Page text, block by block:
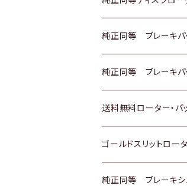
三菱
スバル
日野
三菱ふそう
ＢＭＷ
マツダ
三菱
日野
三菱ふそう
三菱
日野
三菱ふそう
その他
ダイハツ
マツダ
三菱
スバル
日産
いすゞ
ダイハツ
マツダ
三菱
いすゞ
ダイハツ
マツダ
三菱
ホンダ
スズキ
日産
ダイハツ
マツダ
トヨタ
ホンダ
スズキ
日産
いすゞ
純正同等 ブレーキパ
トヨタ
ホンダ
スズキ
日産
純正同等 ブレーキパ
トヨタ
ホンダ
日産
送料無料ローター・パ
トヨタ
ホンダ
ゴールドスリットロー
トヨタ
純正同等 ブレーキシ